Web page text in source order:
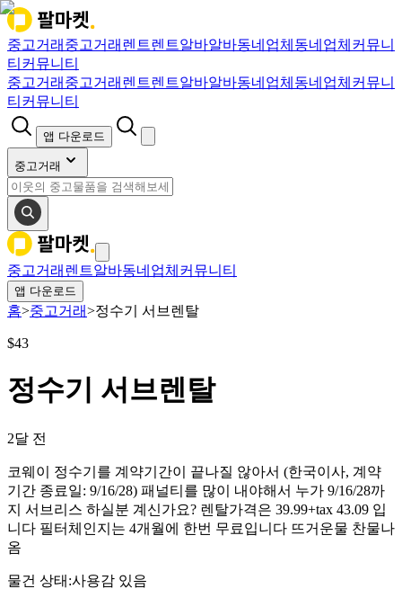
중고거래 중고거래 렌트렌트알바알바동네업체 동네업체 커뮤니
티 커뮤니티
중고거래 중고거래 렌트렌트알바알바동네업체 동네업체 커뮤니
티 커뮤니티
앱 다운로드
중고거래
중고거래 렌트알바동네업체 커뮤니티
앱 다운로드
홈>중고거래>정수기 서브렌탈
$43
정수기 서브렌탈
2달 전
코웨이 정수기를 계약기간이 끝나질 않아서 (한국이사, 계약
기간 종료일: 9/16/28) 패널티를 많이 내야해서 누가 9/16/28까
지 서브리스 하실분 계신가요? 렌탈가격은 39.99+tax 43.09 입
니다 필터체인지는 4개월에 한번 무료입니다 뜨거운물 찬물나
옴
물건 상태 :사용감 있음